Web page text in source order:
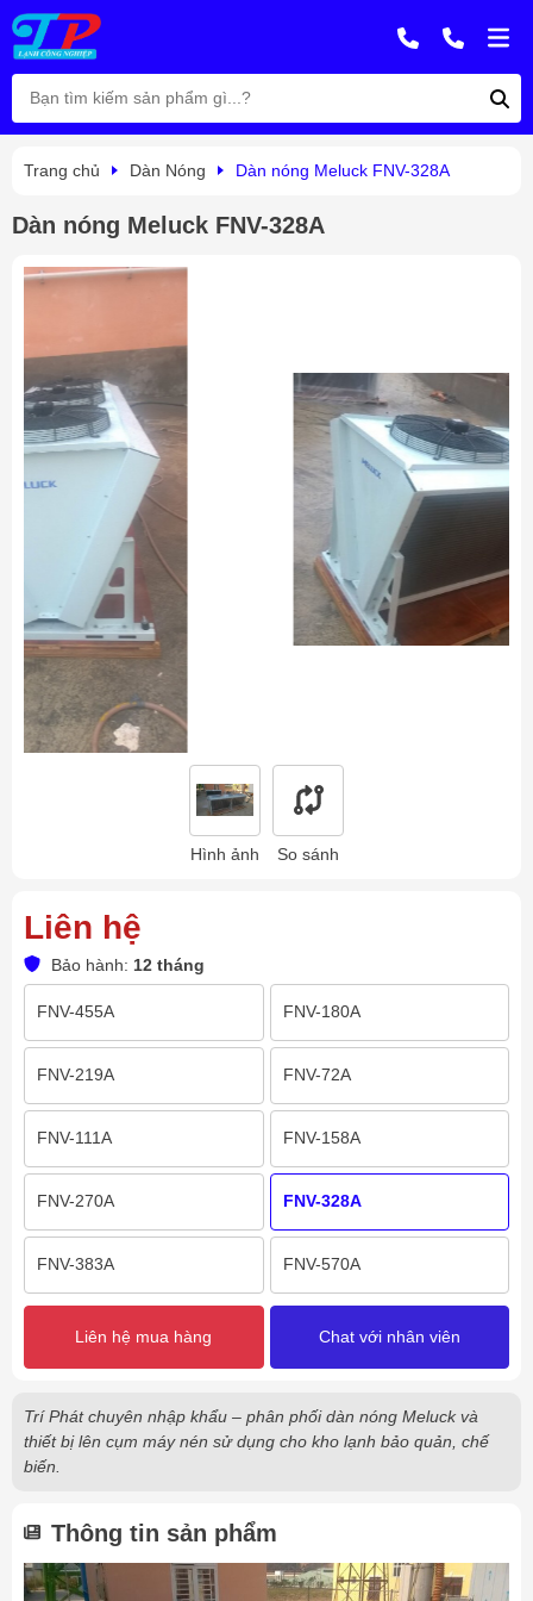
Trang chủ Dàn Nóng Dàn nóng Meluck FNV-328A
Dàn nóng Meluck FNV-328A
Hình ảnh So sánh
Liên hệ
Bảo hành: 12 tháng
FNV-455A FNV-180A
FNV-219A FNV-72A
FNV-111A FNV-158A
FNV-270A FNV-328A
FNV-383A FNV-570A
Liên hệ mua hàng Chat với nhân viên
Trí Phát chuyên nhập khẩu – phân phối dàn nóng Meluck và
thiết bị lên cụm máy nén sử dụng cho kho lạnh bảo quản, chế
biến.
Thông tin sản phẩm